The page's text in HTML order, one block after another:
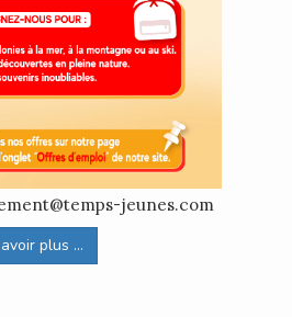
jeunes.com
plus ...